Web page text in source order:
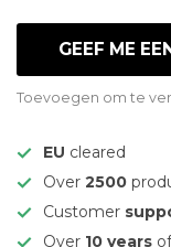
GEEF ME
Toevoegen om te
EU cleared
Over 2500
Customer
Over 10 years